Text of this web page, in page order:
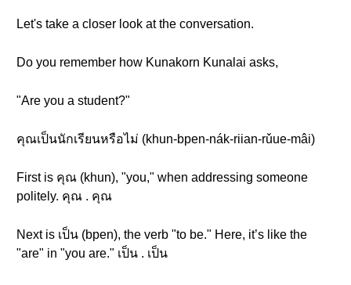
Let's take a closer look at the conversation.
Do you remember how Kunakorn Kunalai asks,
"Are you a student?"
คุณเป็นนักเรียนหรือไม่ (khun-bpen-nák-riian-rǔue-mâi)
First is คุณ (khun), "you," when addressing someone
politely. คุณ . คุณ
Next is เป็น (bpen), the verb "to be." Here, it’s like the
"are" in "you are." เป็น . เป็น